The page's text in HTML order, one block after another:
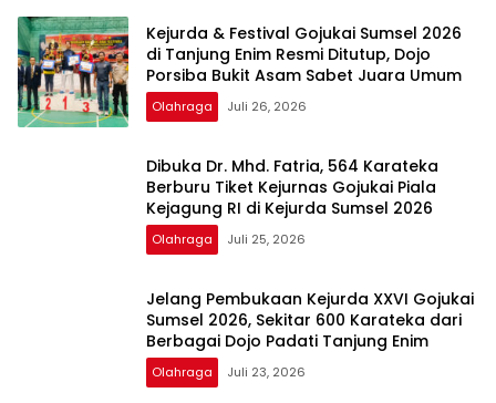
Kejurda & Festival Gojukai Sumsel 2026
di Tanjung Enim Resmi Ditutup, Dojo
Porsiba Bukit Asam Sabet Juara Umum
Olahraga Juli 26, 2026
Dibuka Dr. Mhd. Fatria, 564 Karateka
Berburu Tiket Kejurnas Gojukai Piala
Kejagung RI di Kejurda Sumsel 2026
Olahraga Juli 25, 2026
Jelang Pembukaan Kejurda XXVI Gojukai
Sumsel 2026, Sekitar 600 Karateka dari
Berbagai Dojo Padati Tanjung Enim
Olahraga Juli 23, 2026